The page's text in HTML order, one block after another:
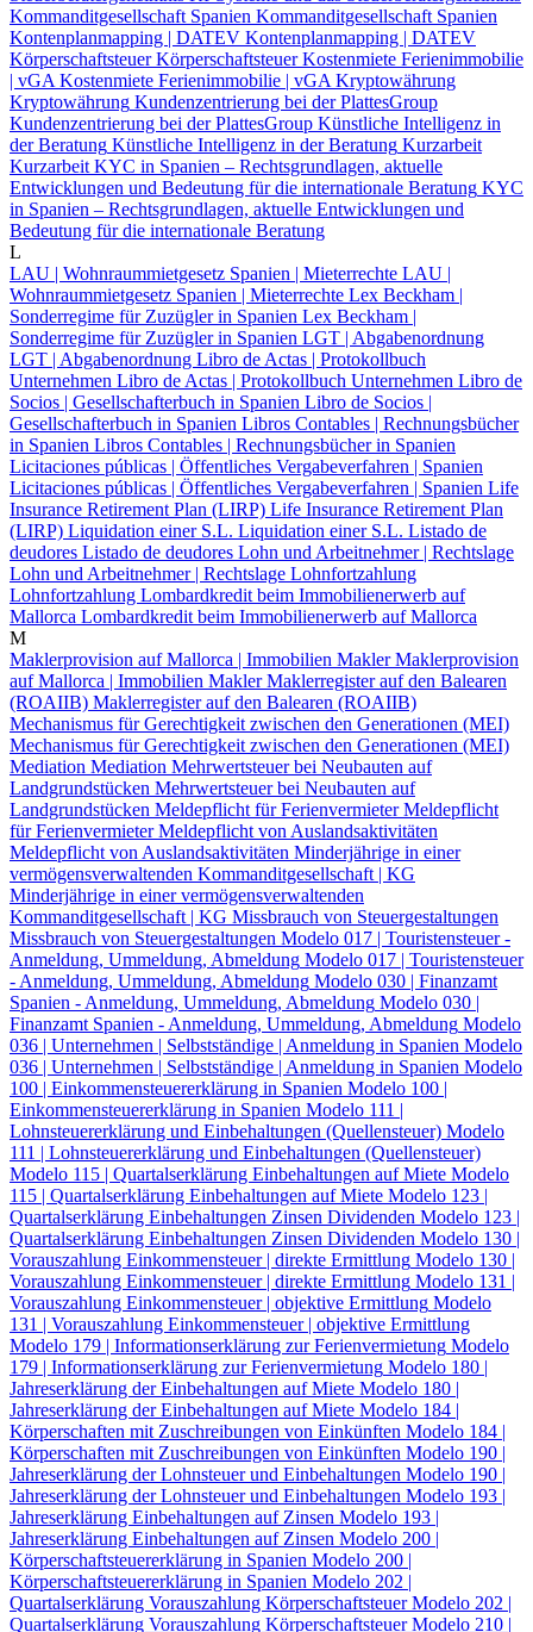
Kommanditgesellschaft Spanien Kommanditgesellschaft Spanien
Kontenplanmapping | DATEV Kontenplanmapping | DATEV
Körperschaftsteuer Körperschaftsteuer Kostenmiete Ferienimmobilie
| vGA Kostenmiete Ferienimmobilie | vGA Kryptowährung
Kryptowährung Kundenzentrierung bei der PlattesGroup
Kundenzentrierung bei der PlattesGroup Künstliche Intelligenz in
der Beratung Künstliche Intelligenz in der Beratung Kurzarbeit
Kurzarbeit KYC in Spanien – Rechtsgrundlagen, aktuelle
Entwicklungen und Bedeutung für die internationale Beratung KYC
in Spanien – Rechtsgrundlagen, aktuelle Entwicklungen und
Bedeutung für die internationale Beratung
L
LAU | Wohnraummietgesetz Spanien | Mieterrechte LAU |
Wohnraummietgesetz Spanien | Mieterrechte Lex Beckham |
Sonderregime für Zuzügler in Spanien Lex Beckham |
Sonderregime für Zuzügler in Spanien LGT | Abgabenordnung
LGT | Abgabenordnung Libro de Actas | Protokollbuch
Unternehmen Libro de Actas | Protokollbuch Unternehmen Libro de
Socios | Gesellschafterbuch in Spanien Libro de Socios |
Gesellschafterbuch in Spanien Libros Contables | Rechnungsbücher
in Spanien Libros Contables | Rechnungsbücher in Spanien
Licitaciones públicas | Öffentliches Vergabeverfahren | Spanien
Licitaciones públicas | Öffentliches Vergabeverfahren | Spanien Life
Insurance Retirement Plan (LIRP) Life Insurance Retirement Plan
(LIRP) Liquidation einer S.L. Liquidation einer S.L. Listado de
deudores Listado de deudores Lohn und Arbeitnehmer | Rechtslage
Lohn und Arbeitnehmer | Rechtslage Lohnfortzahlung
Lohnfortzahlung Lombardkredit beim Immobilienerwerb auf
Mallorca Lombardkredit beim Immobilienerwerb auf Mallorca
M
Maklerprovision auf Mallorca | Immobilien Makler Maklerprovision
auf Mallorca | Immobilien Makler Maklerregister auf den Balearen
(ROAIIB) Maklerregister auf den Balearen (ROAIIB)
Mechanismus für Gerechtigkeit zwischen den Generationen (MEI)
Mechanismus für Gerechtigkeit zwischen den Generationen (MEI)
Mediation Mediation Mehrwertsteuer bei Neubauten auf
Landgrundstücken Mehrwertsteuer bei Neubauten auf
Landgrundstücken Meldepflicht für Ferienvermieter Meldepflicht
für Ferienvermieter Meldepflicht von Auslandsaktivitäten
Meldepflicht von Auslandsaktivitäten Minderjährige in einer
vermögensverwaltenden Kommanditgesellschaft | KG
Minderjährige in einer vermögensverwaltenden
Kommanditgesellschaft | KG Missbrauch von Steuergestaltungen
Missbrauch von Steuergestaltungen Modelo 017 | Touristensteuer -
Anmeldung, Ummeldung, Abmeldung Modelo 017 | Touristensteuer
- Anmeldung, Ummeldung, Abmeldung Modelo 030 | Finanzamt
Spanien - Anmeldung, Ummeldung, Abmeldung Modelo 030 |
Finanzamt Spanien - Anmeldung, Ummeldung, Abmeldung Modelo
036 | Unternehmen | Selbstständige | Anmeldung in Spanien Modelo
036 | Unternehmen | Selbstständige | Anmeldung in Spanien Modelo
100 | Einkommensteuererklärung in Spanien Modelo 100 |
Einkommensteuererklärung in Spanien Modelo 111 |
Lohnsteuererklärung und Einbehaltungen (Quellensteuer) Modelo
111 | Lohnsteuererklärung und Einbehaltungen (Quellensteuer)
Modelo 115 | Quartalserklärung Einbehaltungen auf Miete Modelo
115 | Quartalserklärung Einbehaltungen auf Miete Modelo 123 |
Quartalserklärung Einbehaltungen Zinsen Dividenden Modelo 123 |
Quartalserklärung Einbehaltungen Zinsen Dividenden Modelo 130 |
Vorauszahlung Einkommensteuer | direkte Ermittlung Modelo 130 |
Vorauszahlung Einkommensteuer | direkte Ermittlung Modelo 131 |
Vorauszahlung Einkommensteuer | objektive Ermittlung Modelo
131 | Vorauszahlung Einkommensteuer | objektive Ermittlung
Modelo 179 | Informationserklärung zur Ferienvermietung Modelo
179 | Informationserklärung zur Ferienvermietung Modelo 180 |
Jahreserklärung der Einbehaltungen auf Miete Modelo 180 |
Jahreserklärung der Einbehaltungen auf Miete Modelo 184 |
Körperschaften mit Zuschreibungen von Einkünften Modelo 184 |
Körperschaften mit Zuschreibungen von Einkünften Modelo 190 |
Jahreserklärung der Lohnsteuer und Einbehaltungen Modelo 190 |
Jahreserklärung der Lohnsteuer und Einbehaltungen Modelo 193 |
Jahreserklärung Einbehaltungen auf Zinsen Modelo 193 |
Jahreserklärung Einbehaltungen auf Zinsen Modelo 200 |
Körperschaftsteuererklärung in Spanien Modelo 200 |
Körperschaftsteuererklärung in Spanien Modelo 202 |
Quartalserklärung Vorauszahlung Körperschaftsteuer Modelo 202 |
Quartalserklärung Vorauszahlung Körperschaftsteuer Modelo 210 |